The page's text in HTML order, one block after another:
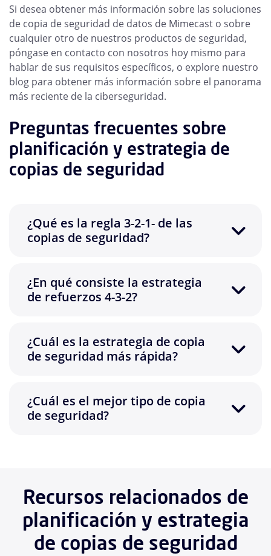
Si desea obtener más información sobre las soluciones
de copia de seguridad de datos de Mimecast o sobre
cualquier otro de nuestros productos de seguridad,
póngase en contacto con nosotros hoy mismo para
hablar de sus requisitos específicos, o explore nuestro
blog para obtener más información sobre el panorama
más reciente de la ciberseguridad.
Preguntas frecuentes sobre
planificación y estrategia de
copias de seguridad
¿Qué es la regla 3-2-1- de las
copias de seguridad?
¿En qué consiste la estrategia
de refuerzos 4-3-2?
¿Cuál es la estrategia de copia
de seguridad más rápida?
¿Cuál es el mejor tipo de copia
de seguridad?
Recursos relacionados de
planificación y estrategia
de copias de seguridad